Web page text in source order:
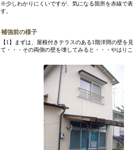
※少しわかりにくいですが、気になる箇所を赤線で
す。
補強前の様子
【1】まずは、屋根付きテラスのある1階洋間の壁
て・・・その両側の壁を壊してみると・・・やはり